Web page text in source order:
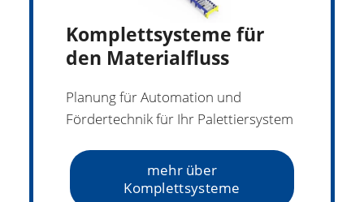
Komplettsysteme für
den Materialfluss
Planung für Automation und
Fördertechnik für Ihr Palettiersystem
mehr über
Komplettsysteme